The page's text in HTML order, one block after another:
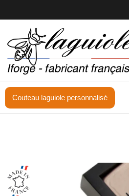
Couteau laguiole personnalisé